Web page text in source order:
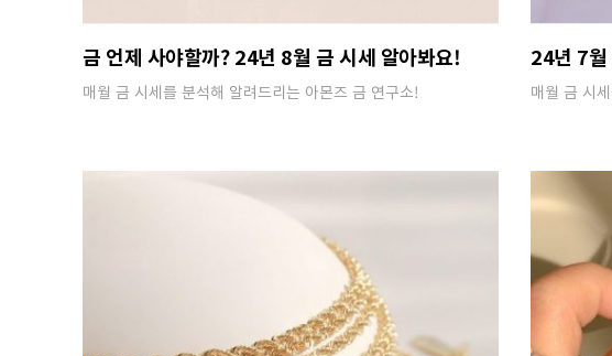
금 언제 사야할까? 24년 8월 금 시세 알아봐요!
매월 금 시세를 분석해 알려드리는 아몬즈 금 연구소!
24년 7월
매월 금 시